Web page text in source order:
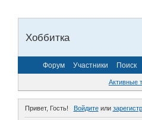
Хоббитка
Форум Участники Поиск
Активные
Привет, Гость! Войдитеили